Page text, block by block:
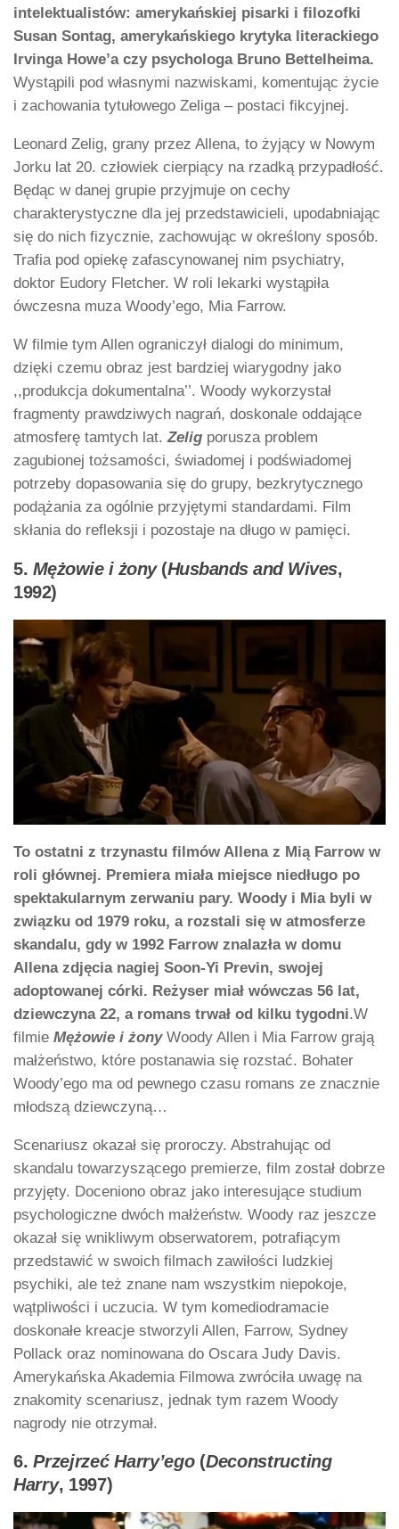
intelektualistów: amerykańskiej pisarki i filozofki
Susan Sontag, amerykańskiego krytyka literackiego
Irvinga Howe’a czy psychologa Bruno Bettelheima.
Wystąpili pod własnymi nazwiskami, komentując życie
i zachowania tytułowego Zeliga – postaci fikcyjnej.
Leonard Zelig, grany przez Allena, to żyjący w Nowym
Jorku lat 20. człowiek cierpiący na rzadką przypadłość.
Będąc w danej grupie przyjmuje on cechy
charakterystyczne dla jej przedstawicieli, upodabniając
się do nich fizycznie, zachowując w określony sposób.
Trafia pod opiekę zafascynowanej nim psychiatry,
doktor Eudory Fletcher. W roli lekarki wystąpiła
ówczesna muza Woody’ego, Mia Farrow.
W filmie tym Allen ograniczył dialogi do minimum,
dzięki czemu obraz jest bardziej wiarygodny jako
,,produkcja dokumentalna’’. Woody wykorzystał
fragmenty prawdziwych nagrań, doskonale oddające
atmosferę tamtych lat.Zelig porusza problem
zagubionej tożsamości, świadomej i podświadomej
potrzeby dopasowania się do grupy, bezkrytycznego
podążania za ogólnie przyjętymi standardami. Film
skłania do refleksji i pozostaje na długo w pamięci.
5. Mężowie i żony(Husbands and Wives,
1992)
To ostatni z trzynastu filmów Allena z Mią Farrow w
roli głównej. Premiera miała miejsce niedługo po
spektakularnym zerwaniu pary. Woody i Mia byli w
związku od 1979 roku, a rozstali się w atmosferze
skandalu, gdy w 1992 Farrow znalazła w domu
Allena zdjęcia nagiej Soon-Yi Previn, swojej
adoptowanej córki. Reżyser miał wówczas 56 lat,
dziewczyna 22, a romans trwał od kilku tygodni.W
filmie Mężowie i żonyWoody Allen i Mia Farrow grają
małżeństwo, które postanawia się rozstać. Bohater
Woody’ego ma od pewnego czasu romans ze znacznie
młodszą dziewczyną…
Scenariusz okazał się proroczy. Abstrahując od
skandalu towarzyszącego premierze, film został dobrze
przyjęty. Doceniono obraz jako interesujące studium
psychologiczne dwóch małżeństw. Woody raz jeszcze
okazał się wnikliwym obserwatorem, potrafiącym
przedstawić w swoich filmach zawiłości ludzkiej
psychiki, ale też znane nam wszystkim niepokoje,
wątpliwości i uczucia. W tym komediodramacie
doskonałe kreacje stworzyli Allen, Farrow, Sydney
Pollack oraz nominowana do Oscara Judy Davis.
Amerykańska Akademia Filmowa zwróciła uwagę na
znakomity scenariusz, jednak tym razem Woody
nagrody nie otrzymał.
6.Przejrzeć Harry’ego(Deconstructing
Harry, 1997)